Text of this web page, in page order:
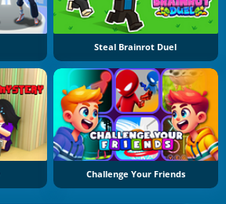
Steal Brainrot Duel
Challenge Your Friends